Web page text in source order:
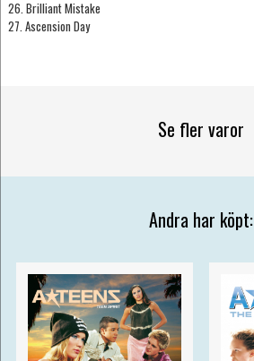
26. Brilliant Mistake
27. Ascension Day
Se fler varor
Andra har köpt: